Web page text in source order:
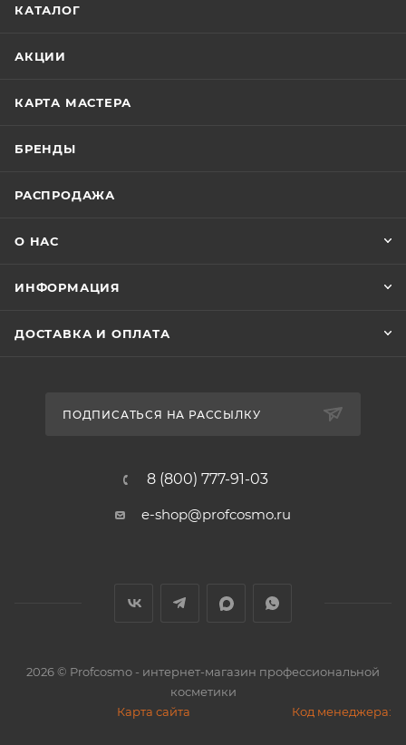
КАТАЛОГ
АКЦИИ
КАРТА МАСТЕРА
БРЕНДЫ
РАСПРОДАЖА
О НАС
ИНФОРМАЦИЯ
ДОСТАВКА И ОПЛАТА
ПОДПИСАТЬСЯ НА РАССЫЛКУ
8 (800) 777-91-03
e-shop@profcosmo.ru
2026© Profcosmo - интернет-магазин профессиональной
косметики
Карта сайта
Код менеджера: